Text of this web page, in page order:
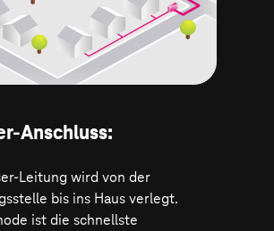
Anschluss:
Leitung wird von der
bis ins Haus verlegt.
ist die schnellste